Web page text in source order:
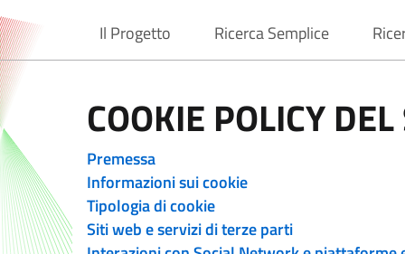
Normattiva
Il Progetto
current Ricerca Semplice
COOKIE POLICY
Premessa
Informazioni sui cookie
Tipologia di cookie
Siti web e servizi di terze parti